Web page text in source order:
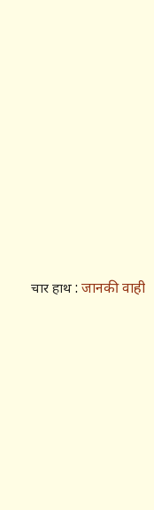
चार हाथ : जानकी वाही